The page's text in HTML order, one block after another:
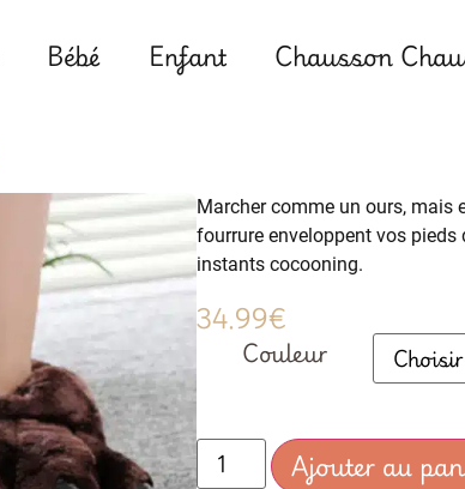
Bébé Enfant Chausson
Marcher comme un ours, mais
fourrure enveloppent vos pieds
instants cocooning.
34.99€
Couleur
Ajouter au